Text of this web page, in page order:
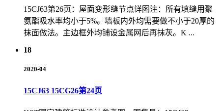
15CJ63第26页：屋面变形缝节点详图注：所有填缝用聚
氨酯吸水率均小于5%。墙板内外均需要做不小于20厚的
抹面做法。主边框外均铺设金属网后再抹灰。K ...
18
2020-04
15CJ63 15CG26第24页